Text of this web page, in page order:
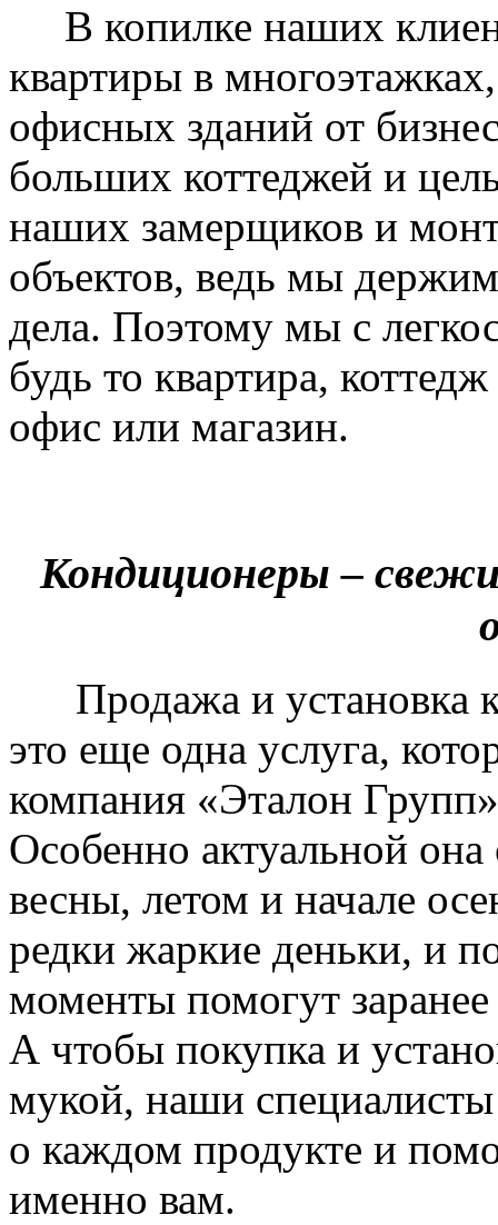
В копилке наших
квартиры в
офисных зданий от
больших коттеджей и
наших замерщиков и
объектов, ведь мы
дела. Поэтому мы с
будь то квартира,
офис или магазин.
Кондиционеры –
Продажа и установка
это еще одна услуга,
компания «Эталон
Особенно актуальной она
весны, летом и начале
редки жаркие деньки, и
моменты помогут
А чтобы покупка и
мукой, наши специалисты
о каждом продукте и
именно вам.